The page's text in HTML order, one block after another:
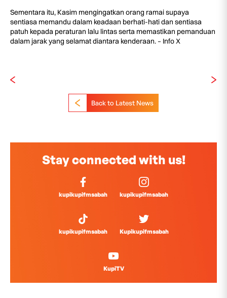
Sementara itu, Kasim mengingatkan orang ramai supaya
sentiasa memandu dalam keadaan berhati-hati dan sentiasa
patuh kepada peraturan lalu lintas serta memastikan pemanduan
dalam jarak yang selamat diantara kenderaan. – Info X
Back to Latest News
Stay connected with us!
kupikupifmsabah kupikupifmsabah
kupikupifmsabah Kupikupifmsabah
KupiTV